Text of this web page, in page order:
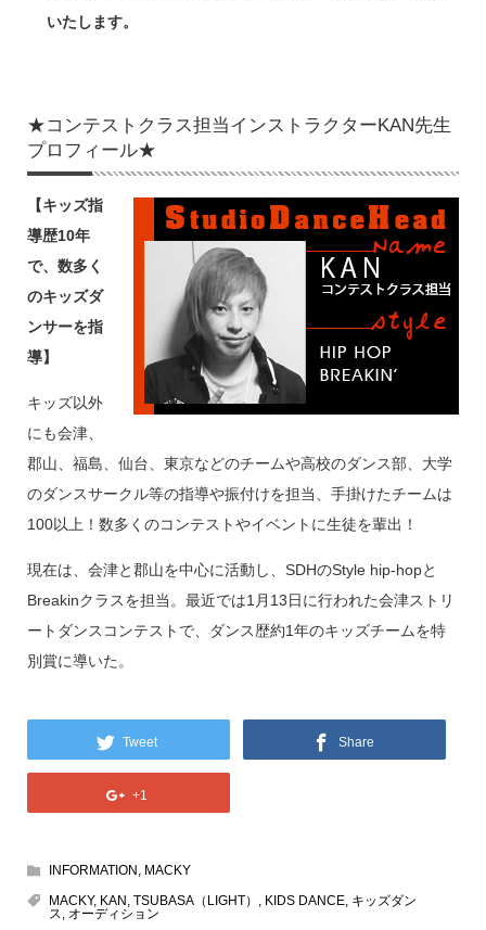
いたします。
★コンテストクラス担当インストラクターKAN先生
プロフィール★
【キッズ指
導歴10年
で、数多く
のキッズダ
ンサーを指
導】
キッズ以外
にも会津、
郡山、福島、仙台、東京などのチームや高校のダンス部、大学
のダンスサークル等の指導や振付けを担当、手掛けたチームは
100以上！数多くのコンテストやイベントに生徒を輩出！
現在は、会津と郡山を中心に活動し、SDHのStyle hip-hopと
Breakinクラスを担当。最近では1月13日に行われた会津ストリ
ートダンスコンテストで、ダンス歴約1年のキッズチームを特
別賞に導いた。
Tweet Share
+1
INFORMATION , MACKY
MACKY, KAN , TSUBASA（LIGHT） , KIDS DANCE, キッズダン
ス, オーディション